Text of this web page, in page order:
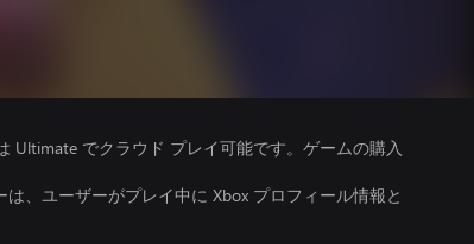
Ultimate でクラウド プレイ可能です。ゲームの購入
、ユーザーがプレイ中に Xbox プロフィール情報と